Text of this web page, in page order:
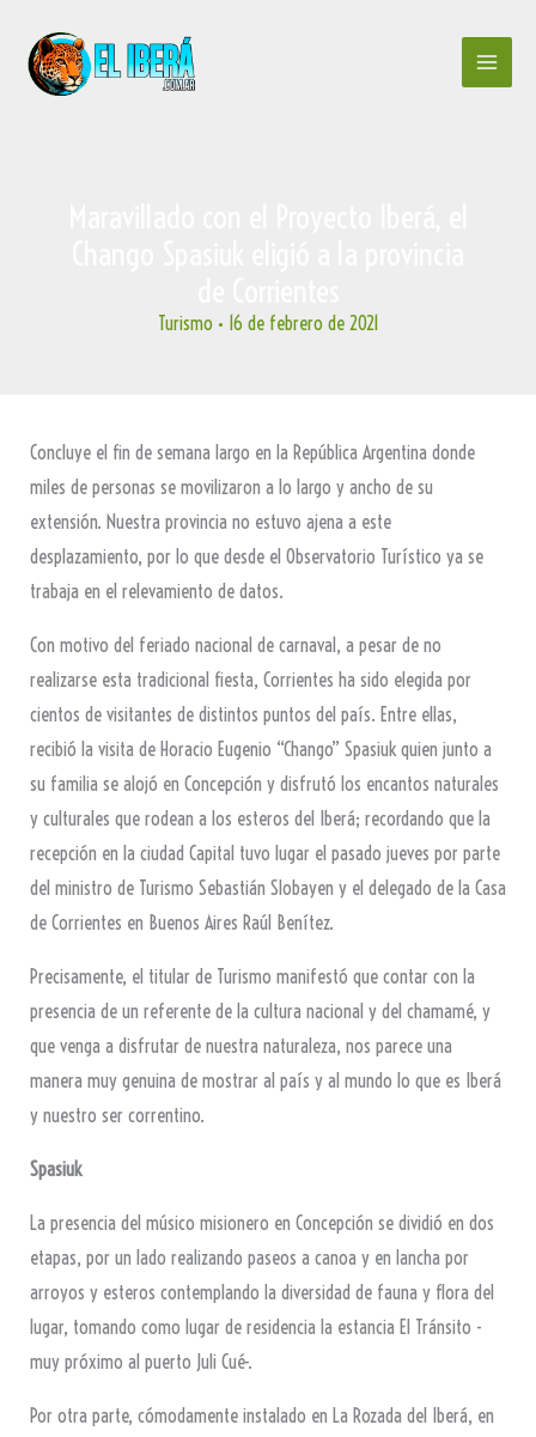
contenido
Turismo• 16 de febrero de 2021
Concluye el fin de semana largo en la República Argentina donde
miles de personas se movilizaron a lo largo y ancho de su
extensión. Nuestra provincia no estuvo ajena a este
desplazamiento, por lo que desde el Observatorio Turístico ya se
trabaja en el relevamiento de datos.
Con motivo del feriado nacional de carnaval, a pesar de no
realizarse esta tradicional fiesta, Corrientes ha sido elegida por
cientos de visitantes de distintos puntos del país. Entre ellas,
recibió la visita de Horacio Eugenio “Chango” Spasiuk quien junto a
su familia se alojó en Concepción y disfrutó los encantos naturales
y culturales que rodean a los esteros del Iberá; recordando que la
recepción en la ciudad Capital tuvo lugar el pasado jueves por parte
del ministro de Turismo Sebastián Slobayen y el delegado de la Casa
de Corrientes en Buenos Aires Raúl Benítez.
Precisamente, el titular de Turismo manifestó que contar con la
presencia de un referente de la cultura nacional y del chamamé, y
que venga a disfrutar de nuestra naturaleza, nos parece una
manera muy genuina de mostrar al país y al mundo lo que es Iberá
y nuestro ser correntino.
Spasiuk
La presencia del músico misionero en Concepción se dividió en dos
etapas, por un lado realizando paseos a canoa y en lancha por
arroyos y esteros contemplando la diversidad de fauna y flora del
lugar, tomando como lugar de residencia la estancia El Tránsito -
muy próximo al puerto Juli Cué-.
Por otra parte, cómodamente instalado en La Rozada del Iberá, en